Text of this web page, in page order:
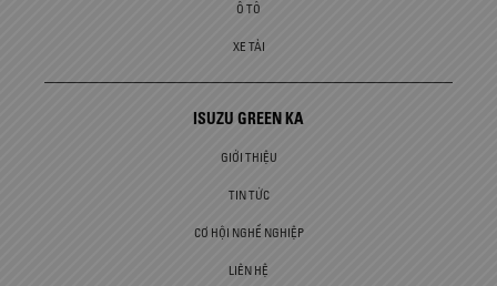
Ô TÔ
XE TẢI
ISUZU GREEN KA
GIỚI THIỆU
TIN TỨC
CƠ HỘI NGHỀ NGHIỆP
LIÊN HỆ